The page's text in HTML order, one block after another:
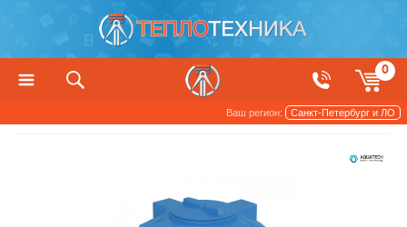
0
Ваш регион: Санкт-Петербург и ЛО